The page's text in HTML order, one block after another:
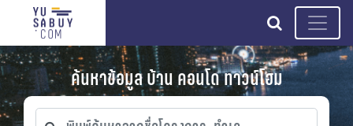
search
ค้นหาข้อมูล บ้าน คอนโด ทาวน์โฮม
พิมพ์ค้นหาจากชื่อโครงการ, ทำเล